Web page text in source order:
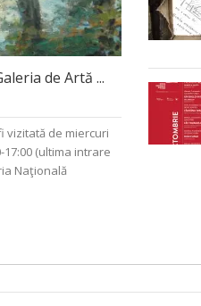
de Artă ...
fi vizitată de miercuri
(ultima intrare
Naţională